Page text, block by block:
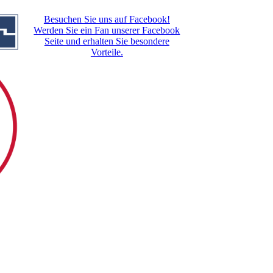
Besuchen Sie uns auf Facebook!
Werden Sie ein Fan unserer Facebook
Seite und erhalten Sie besondere
Vorteile.